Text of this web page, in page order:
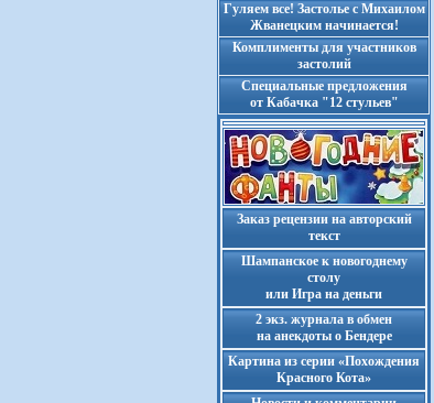
Гуляем все! Застолье с Михаилом
Жванецким начинается!
Комплименты для участников
застолий
Cпециальные предложения
от Кабачка "12 стульев"
Заказ рецензии на авторский
текст
Шампанское к новогоднему
столу
или Игра на деньги
2 экз. журнала в обмен
на анекдоты о Бендере
Картина из серии «Похождения
Красного Кота»